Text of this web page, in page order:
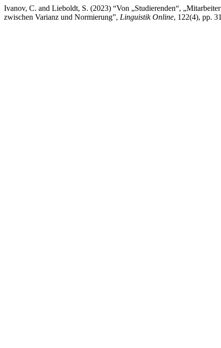
Ivanov, C. and Lieboldt, S. (2023) “Von „Studierenden“,
zwischen Varianz und Normierung”, Linguistik Online, 122(4), pp.